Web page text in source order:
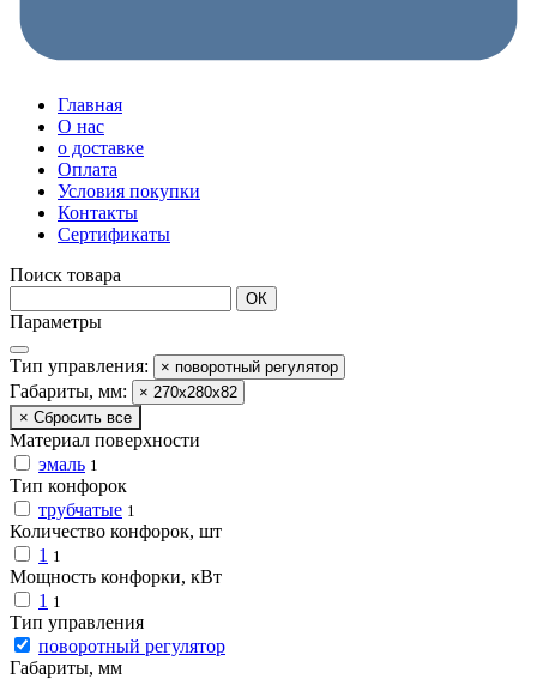
Главная
О нас
о доставке
Оплата
Условия покупки
Контакты
Сертификаты
Поиск товара
ОК
Параметры
Тип управления: × поворотный регулятор
Габариты, мм:
× 270х280х82
× Сбросить все
Материал поверхности
эмаль 1
Тип конфорок
трубчатые 1
Количество конфорок, шт
1 1
Мощность конфорки, кВт
1 1
Тип управления
поворотный регулятор
Габариты, мм